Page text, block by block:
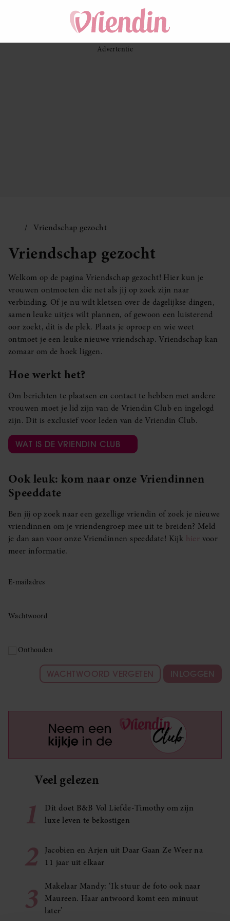
Vriendschap gezocht
Vriendschap gezocht
Welkom op de pagina Vriendschap gezocht! Hier kun je
vrouwen ontmoeten die net als jij op zoek zijn naar
verbinding. Of je nu wilt kletsen over de dagelijkse dingen,
samen leuke uitjes wilt plannen, of gewoon een luisterend
oor zoekt, dit is de plek. Plaats je oproep en wie weet
ontmoet je een leuke nieuwe vriendschap. Vriendschap kan
zomaar om de hoek liggen.
Hoe werkt het?
Om berichten te plaatsen en contact te hebben met andere
vrouwen moet je lid zijn van de Vriendin Club en ingelogd
zijn. Dit is exclusief voor leden van de Vriendin Club.
WAT IS DE VRIENDIN CLUB
Ook leuk: kom naar onze Vriendinnen
Speeddate
Ben jij op zoek naar een gezellige vriendin of zoek je nieuwe
vriendinnen om je vriendengroep mee uit te breiden? Meld
je dan aan voor onze Vriendinnen speeddate! Kijk hier voor
meer informatie.
E-mailadres
Wachtwoord
Onthouden
WACHTWOORD VERGETEN INLOGGEN
Veel gelezen
1
Dít doet B&B Vol Liefde-Timothy om zijn
luxe leven te bekostigen
2
Jacobien en Arjen uit Daar Gaan Ze Weer na
11 jaar uit elkaar
3
Makelaar Mandy: ‘Ik stuur de foto ook naar
Maureen. Haar antwoord komt een minuut
later’